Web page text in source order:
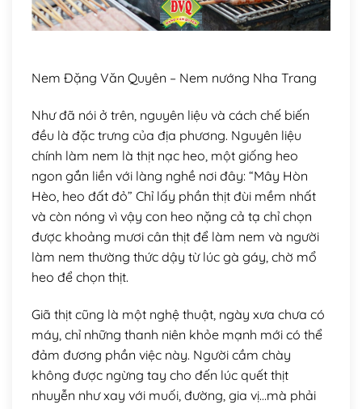
Nem Đặng Văn Quyên – Nem nướng Nha Trang
Như đã nói ở trên, nguyên liệu và cách chế biến
đều là đặc trưng của địa phương. Nguyên liệu
chính làm nem là thịt nạc heo, một giống heo
ngon gắn liền với làng nghề nơi đây: “Mây Hòn
Hèo, heo đất đỏ” Chỉ lấy phần thịt đùi mềm nhất
và còn nóng vì vậy con heo nặng cả tạ chỉ chọn
được khoảng mươi cân thịt để làm nem và người
làm nem thường thức dậy từ lúc gà gáy, chờ mổ
heo để chọn thịt.
Giã thịt cũng là một nghệ thuật, ngày xưa chưa có
máy, chỉ những thanh niên khỏe mạnh mới có thể
đảm đương phần việc này. Người cầm chày
không được ngừng tay cho đến lúc quết thịt
nhuyễn như xay với muối, đường, gia vị…mà phải